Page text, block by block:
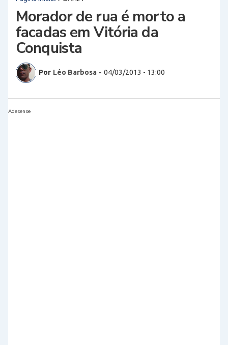
Morador de rua é morto a
facadas em Vitória da
Conquista
Por Léo Barbosa - 04/03/2013 - 13:00
Adesense